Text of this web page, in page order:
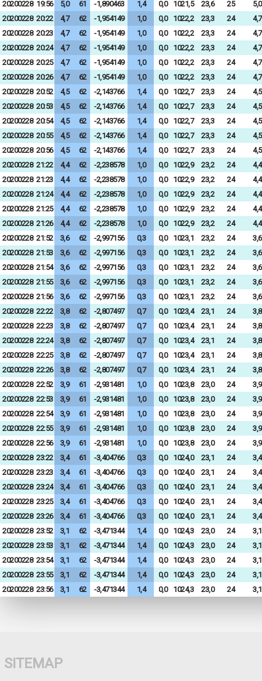
20200228 19:56 5,0 61 -1,890463 1,4 0,0 1021,5 23,6 25
5,0
20200228 20:22 4,7 62 -1,954149 1,0 0,0 1022,2 23,3 24
4,7
20200228 20:23 4,7 62 -1,954149 1,0 0,0 1022,2 23,3 24
4,7
20200228 20:24 4,7 62 -1,954149 1,0 0,0 1022,2 23,3 24
4,7
20200228 20:25 4,7 62 -1,954149 1,0 0,0 1022,2 23,3 24
4,7
20200228 20:26 4,7 62 -1,954149 1,0 0,0 1022,2 23,3 24
4,7
20200228 20:52 4,5 62 -2,143766 1,4 0,0 1022,7 23,3 24
4,5
20200228 20:53 4,5 62 -2,143766 1,4 0,0 1022,7 23,3 24
4,5
20200228 20:54 4,5 62 -2,143766 1,4 0,0 1022,7 23,3 24
4,5
20200228 20:55 4,5 62 -2,143766 1,4 0,0 1022,7 23,3 24
4,5
20200228 20:56 4,5 62 -2,143766 1,4 0,0 1022,7 23,3 24
4,5
20200228 21:22 4,4 62 -2,238578 1,0 0,0 1022,9 23,2 24
4,4
20200228 21:23 4,4 62 -2,238578 1,0 0,0 1022,9 23,2 24
4,4
20200228 21:24 4,4 62 -2,238578 1,0 0,0 1022,9 23,2 24
4,4
20200228 21:25 4,4 62 -2,238578 1,0 0,0 1022,9 23,2 24
4,4
20200228 21:26 4,4 62 -2,238578 1,0 0,0 1022,9 23,2 24
4,4
20200228 21:52 3,6 62 -2,997156 0,3 0,0 1023,1 23,2 24
3,6
20200228 21:53 3,6 62 -2,997156 0,3 0,0 1023,1 23,2 24
3,6
20200228 21:54 3,6 62 -2,997156 0,3 0,0 1023,1 23,2 24
3,6
20200228 21:55 3,6 62 -2,997156 0,3 0,0 1023,1 23,2 24
3,6
20200228 21:56 3,6 62 -2,997156 0,3 0,0 1023,1 23,2 24
3,6
20200228 22:22 3,8 62 -2,807497 0,7 0,0 1023,4 23,1 24
3,8
20200228 22:23 3,8 62 -2,807497 0,7 0,0 1023,4 23,1 24
3,8
20200228 22:24 3,8 62 -2,807497 0,7 0,0 1023,4 23,1 24
3,8
20200228 22:25 3,8 62 -2,807497 0,7 0,0 1023,4 23,1 24
3,8
20200228 22:26 3,8 62 -2,807497 0,7 0,0 1023,4 23,1 24
3,8
20200228 22:52 3,9 61 -2,931481 1,0 0,0 1023,8 23,0 24
3,9
20200228 22:53 3,9 61 -2,931481 1,0 0,0 1023,8 23,0 24
3,9
20200228 22:54 3,9 61 -2,931481 1,0 0,0 1023,8 23,0 24
3,9
20200228 22:55 3,9 61 -2,931481 1,0 0,0 1023,8 23,0 24
3,9
20200228 22:56 3,9 61 -2,931481 1,0 0,0 1023,8 23,0 24
3,9
20200228 23:22 3,4 61 -3,404766 0,3 0,0 1024,0 23,1 24
3,4
20200228 23:23 3,4 61 -3,404766 0,3 0,0 1024,0 23,1 24
3,4
20200228 23:24 3,4 61 -3,404766 0,3 0,0 1024,0 23,1 24
3,4
20200228 23:25 3,4 61 -3,404766 0,3 0,0 1024,0 23,1 24
3,4
20200228 23:26 3,4 61 -3,404766 0,3 0,0 1024,0 23,1 24
3,4
20200228 23:52 3,1 62 -3,471344 1,4 0,0 1024,3 23,0 24
3,1
20200228 23:53 3,1 62 -3,471344 1,4 0,0 1024,3 23,0 24
3,1
20200228 23:54 3,1 62 -3,471344 1,4 0,0 1024,3 23,0 24
3,1
20200228 23:55 3,1 62 -3,471344 1,4 0,0 1024,3 23,0 24
3,1
20200228 23:56 3,1 62 -3,471344 1,4 0,0 1024,3 23,0 24 3,1
SITEMAP